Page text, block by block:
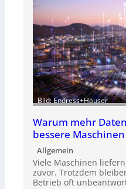
Bild: Endress+Hauser
Warum mehr
bessere
Allgemein
Viele Maschinen
zuvor. Trotzdem
Betrieb oft